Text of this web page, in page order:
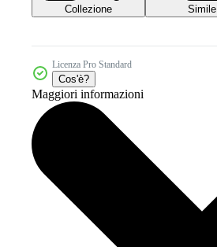
Collezione Simile
Licenza Pro Standard
Cos'è?
Maggiori informazioni